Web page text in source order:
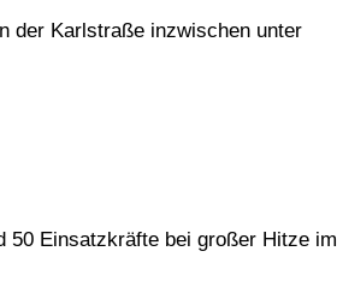
der Karlstraße inzwischen unter
50 Einsatzkräfte bei großer Hitze im